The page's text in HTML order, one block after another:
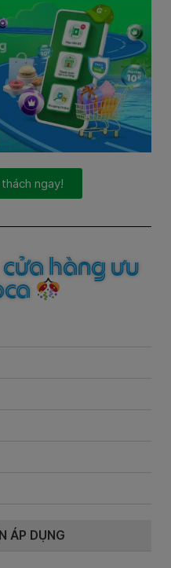
ngay!
hàng ưu
ÁP DỤNG